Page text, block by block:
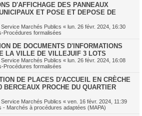
D'AFFICHAGE DES PANNEAUX
ET POSE ET DEPOSE DE
Service Marchés Publics « lun. 26 févr. 2024, 16:30
Procédures formalisées
DE DOCUMENTS D'INFORMATIONS
LA VILLE DE VILLEJUIF 3 LOTS
Service Marchés Publics « lun. 26 févr. 2024, 16:08
Procédures formalisées
DE PLACES D'ACCUEIL EN CRÈCHE
BERCEAUX PROCHE DU QUARTIER
Service Marchés Publics « ven. 16 févr. 2024, 11:39
- Marchés à procédures adaptées (MAPA)